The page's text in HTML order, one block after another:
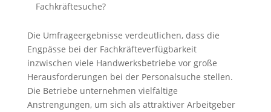
Fachkräftesuche?
Die Umfrageergebnisse verdeutlichen, dass die
Engpässe bei der Fachkräfteverfügbarkeit
inzwischen viele Handwerksbetriebe vor große
Herausforderungen bei der Personalsuche stellen.
Die Betriebe unternehmen vielfältige
Anstrengungen, um sich als attraktiver Arbeitgeber